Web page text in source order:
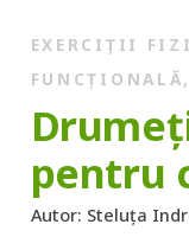
EXERCIȚII
FUNCȚIONALĂ,
pentru
Autor: Steluța